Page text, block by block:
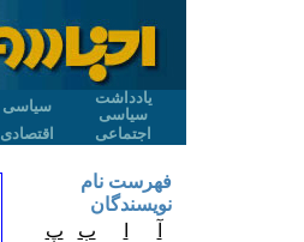
یادداشت
سیاسی
سیاسی
اجتماعی
اقتصادی
فهرست نام
نویسندگان
ب
پ